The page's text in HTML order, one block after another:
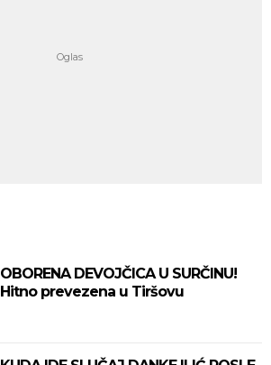
OBORENA DEVOJČICA U SURČINU!
Hitno prevezena u Tiršovu